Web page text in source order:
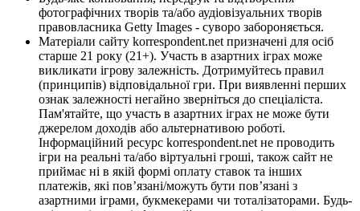
фотографічних творів та/або аудіовізуальних творів
правовласника Getty Images - суворо забороняється.
Матеріали сайту korrespondent.net призначені для осіб
старше 21 року (21+). Участь в азартних іграх може
викликати ігрову залежність. Дотримуйтесь правил
(принципів) відповідальної гри. При виявленні перших
ознак залежності негайно зверніться до спеціаліста.
Пам'ятайте, що участь в азартних іграх не може бути
джерелом доходів або альтернативою роботі.
Інформаційний ресурс korrespondent.net не проводить
ігри на реальні та/або віртуальні гроші, також сайт не
приймає ні в якій формі оплату ставок та інших
платежів, які пов’язані/можуть бути пов’язані з
азартними іграми, букмекерами чи тоталізаторами. Будь-